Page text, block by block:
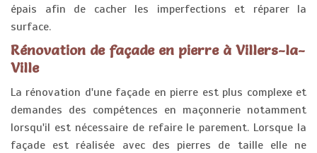
épais afin de cacher les imperfections et réparer la
surface.
Rénovation de façade en pierre à Villers-la-
Ville
La rénovation d'une façade en pierre est plus complexe et
demandes des compétences en maçonnerie notamment
lorsqu'il est nécessaire de refaire le parement. Lorsque la
façade est réalisée avec des pierres de taille elle ne